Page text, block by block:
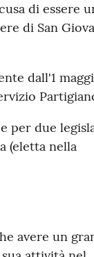
di essere
di San
dall'1
per due
(eletta nella
avere un